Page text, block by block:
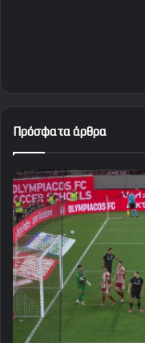
Πρόσφατα άρθρα